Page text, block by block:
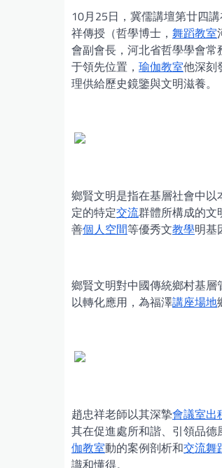
10月25日，冀儒講壇第廿四
祥傳授（哲學博士， 舞蹈教室
會副會長，河北省哲學學會
于領先位置， 瑜伽教室他深刻
理供給歷史鏡鑒與文明滋養。
鄉賢文明是指在基層社會中以
定的特定交流群體所構成的文
善個人空間等優秀文教學明基
鄉賢文明對中國傳統鄉村基層
以轉化應用，為福澤講座場地
趙忠祥老師以其深摯會議室出
其在促進處所和諧、引領品德
伽教室動的案例剖析和交流舞
識和懂得。